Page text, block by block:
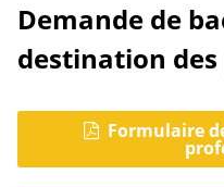
Demande de
destination
Formulaire